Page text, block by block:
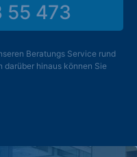
55 473
Beratungs Service rund
darüber hinaus können Sie